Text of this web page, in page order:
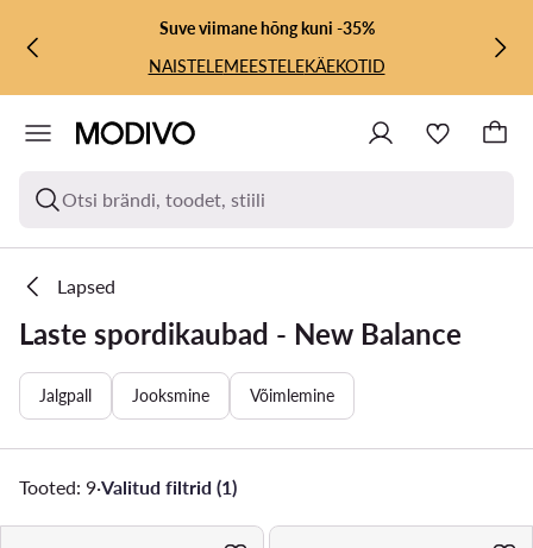
LIIGU PÕHISISU JUURDE
MINE OTSINGUSSESuve viimane hõng kuni -35%
NAISTELEMEESTELEKÄEKOTID
Otsi brändi, toodet, stiili
Lapsed
Laste spordikaubad - New Balance
Jalgpall Jooksmine Võimlemine
Tooted: 9·Valitud filtrid (1)